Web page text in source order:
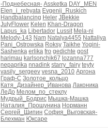
-Поднебесная- Assketka DAY_MEN
Elen_i_rebyata Evgenij_Ruskich
Handbalancing Heler JBekkie
JulyFlower Kelen Khan-Dragon
Lapus_ka Libertador Lussit Mela-ni
Melody-143 Nam Natalya4455 Nattaliya
Pani_Ostrowska Roksy Taikhe Yogini-
Sashenka erlika fro gedichte gost
harimau karlsonchik67 lozanna777
nepaprika nnadink starry_fairy teyty
vasily_sergeev vesna_2010 Аргона
Граф-С Золотое_кольцо
Катя_Дизайнер_Иванова Лаконика
ЛеДо Мелом_по_стеклу
Мудрый_Бодрис Мышка-Машка
Наталия_Прошунина Норманн
Сергей_Щипин София_Выговская-
Блехман Юксаре